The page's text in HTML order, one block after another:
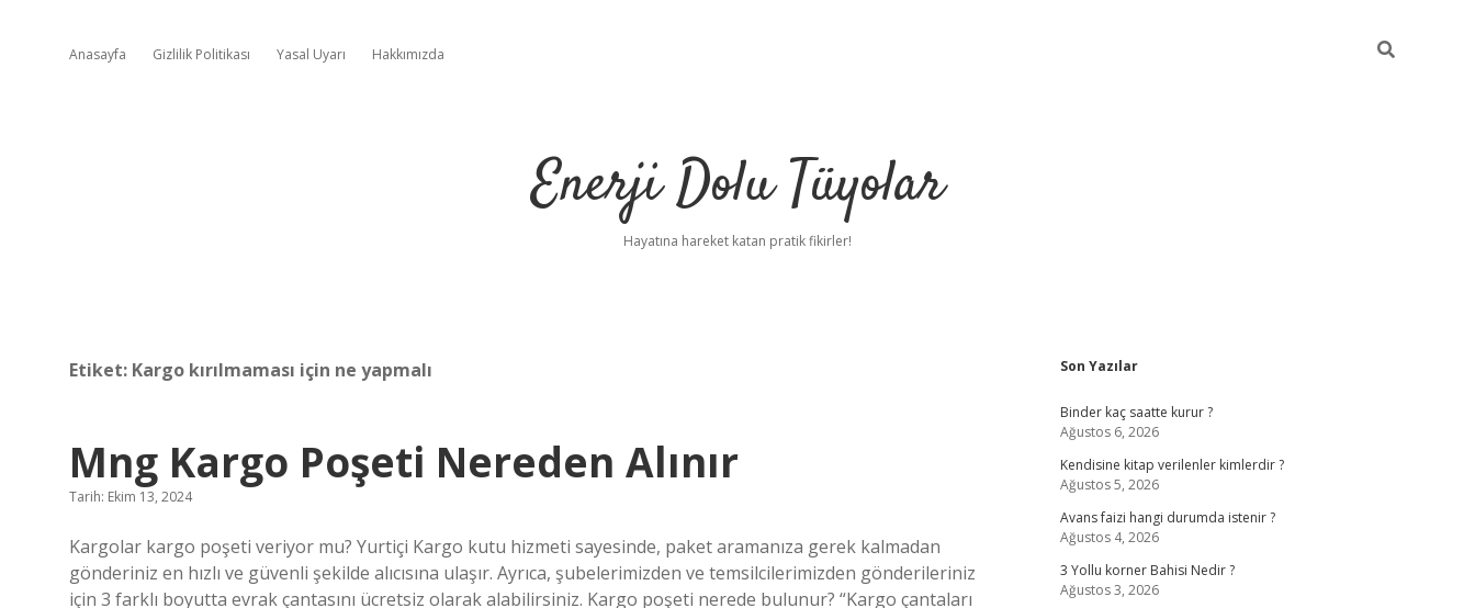
Anasayfa Gizlilik Politikası Yasal Uyarı Hakkımızda
Enerji Dolu Tüyolar
Hayatına hareket katan pratik fikirler!
Etiket: Kargo kırılmaması için ne yapmalı
Mng Kargo Poşeti Nereden Alınır
Tarih: Ekim 13, 2024
Kargolar kargo poşeti veriyor mu? Yurtiçi Kargo kutu hizmeti sayesinde, paket aramanıza gerek kalmadan
gönderiniz en hızlı ve güvenli şekilde alıcısına ulaşır. Ayrıca, şubelerimizden ve temsilcilerimizden gönderileriniz
için 3 farklı boyutta evrak çantasını ücretsiz olarak alabilirsiniz. Kargo poşeti nerede bulunur? “Kargo çantaları
Sidebar
Son Yazılar
Binder kaç saatte kurur ?
Ağustos 6, 2026
Kendisine kitap verilenler kimlerdir ?
Ağustos 5, 2026
Avans faizi hangi durumda istenir ?
Ağustos 4, 2026
3 Yollu korner Bahisi Nedir ?
Ağustos 3, 2026
ilbet güncel giriş adresi